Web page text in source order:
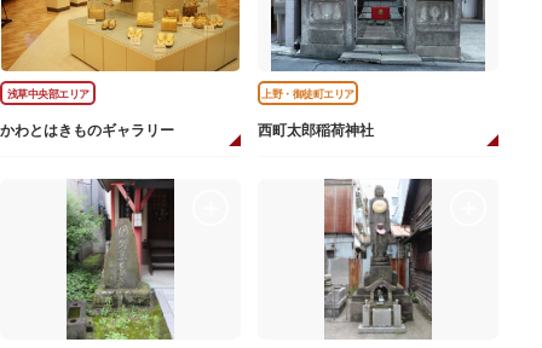
浅草中央部エリア
かわとはきものギャラリー
上野・御徒町エリア
西町太郎稲荷神社